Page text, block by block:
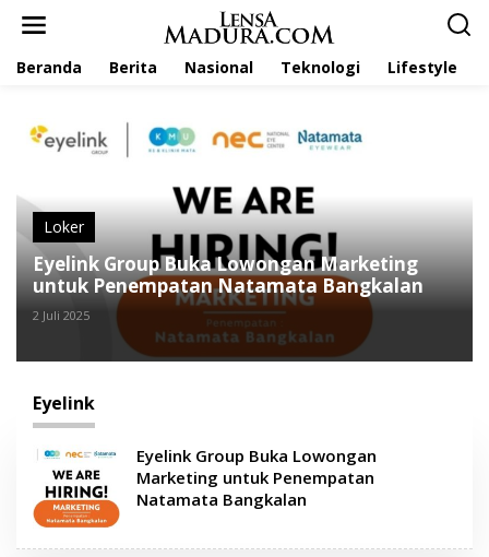
Beranda Berita Nasional Teknologi Lifestyle
Loker
Eyelink Group Buka Lowongan Marketing
untuk Penempatan Natamata Bangkalan
2 Juli 2025
Eyelink
Eyelink Group Buka Lowongan
Marketing untuk Penempatan
Natamata Bangkalan